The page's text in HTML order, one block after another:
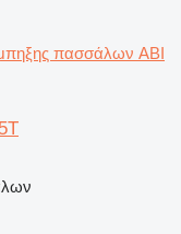
πασσάλων ABI